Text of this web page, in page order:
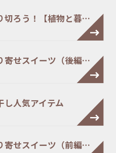
切ろう！【植物と暮…
寄せスイーツ（後編…
し人気アイテム
寄せスイーツ（前編…